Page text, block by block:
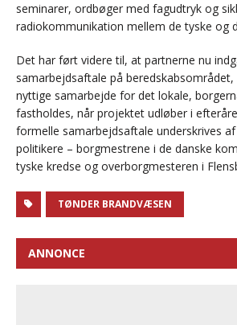
seminarer, ordbøger med fagudtryk og
radiokommunikation mellem de tyske og
Det har ført videre til, at partnerne nu
samarbejdsaftale på
nyttige samarbejde for det lokale,
fastholdes, når projektet udløber i
formelle samarbejdsaftale underskrives
politikere – borgmestrene i de danske
tyske kredse og overborgmesteren i
TØNDER BRANDVÆSEN
ANNONCE